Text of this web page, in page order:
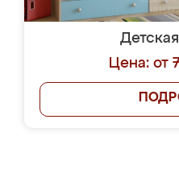
Цена: от